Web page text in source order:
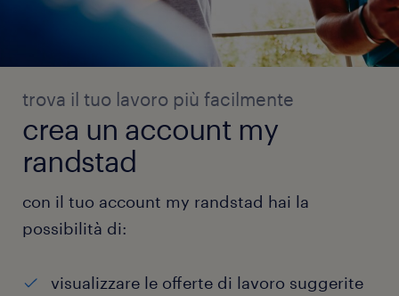
trova il tuo lavoro più facilmente
crea un account my
randstad
con il tuo account my randstad hai la
possibilità di:
visualizzare le offerte di lavoro suggerite